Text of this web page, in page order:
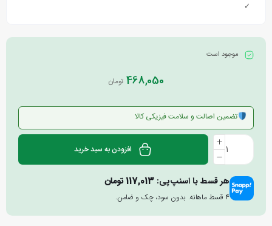
✓
موجود است
468,050 تومان
تضمین اصالت و سلامت فیزیکی کالا
افزودن به سبد خرید
هر قسط با اسنپ‌پی: 117,013تومان
۴ قسط ماهانه. بدون سود، چک و ضامن.